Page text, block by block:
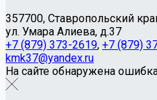
357700, Ставропольский
ул. Умара Алиева, д.37
+7 (879) 373-2619, +7 (879)
kmk37@yandex.ru
На сайте обнаружена